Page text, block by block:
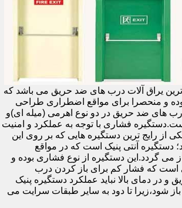
یراق آلات درب های ضد حریق می باشد که
بوده و منحصرا برای مواقع اضطراری طراحی
های ضد حریق در دو نوع اهرمی (میله ای)و
فشاری با توجه به عملکرد و امنیت
از رایج ترین دستگیره هایی که بر روی این
آنتی پنیک است که در مواقع
می گردد.این دستگیره از نوع فشاری بوده و
است که فشار کم برای باز کردن درب
و در دمای بالا نباید عملکرد دستگیره پنیک
شود،زیرا تا دود به سایر طبقات سرایت می